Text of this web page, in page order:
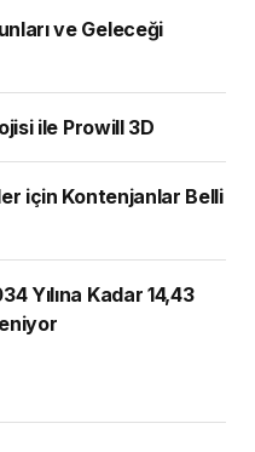
ve Geleceği
ile Prowill 3D
Belli
Yılına Kadar 14,43